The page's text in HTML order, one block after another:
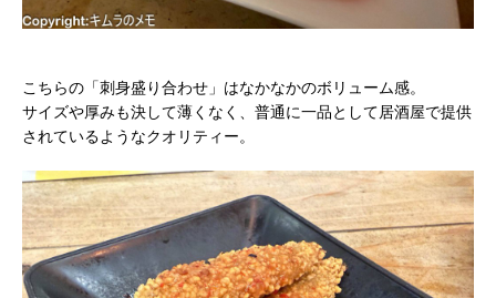
こちらの「刺身盛り合わせ」はなかなかのボリューム感。
サイズや厚みも決して薄くなく、普通に一品として居酒屋で提供
されているようなクオリティー。